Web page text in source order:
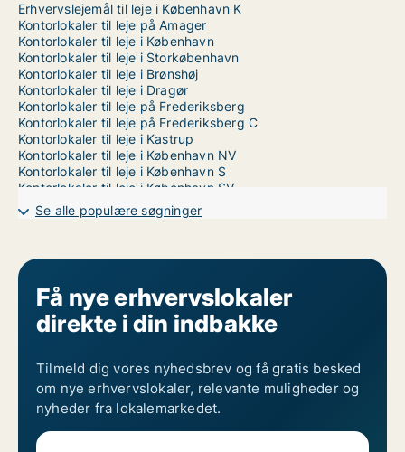
Erhvervslejemål til leje i København K
Kontorlokaler til leje på Amager
Kontorlokaler til leje i København
Kontorlokaler til leje i Storkøbenhavn
Kontorlokaler til leje i Brønshøj
Kontorlokaler til leje i Dragør
Kontorlokaler til leje på Frederiksberg
Kontorlokaler til leje på Frederiksberg C
Kontorlokaler til leje i Kastrup
Kontorlokaler til leje i København NV
Kontorlokaler til leje i København S
Kontorlokaler til leje i København SV
Kontorlokaler til leje i Nordhavn
Kontorlokaler til leje på Nørrebro
Kontorlokaler til leje på Vesterbro
Kontorlokaler til leje i Ørestad
Kontorlokaler til leje på Østerbro
Se alle populære søgninger
Få nye erhvervslokaler
direkte i din indbakke
Tilmeld dig vores nyhedsbrev og få gratis besked
om nye erhvervslokaler, relevante muligheder og
nyheder fra lokalemarkedet.